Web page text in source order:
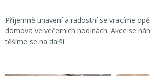
Příjemně unavení a radostní se vracíme
domova ve večerních hodinách. Akce se
těšíme se na další.